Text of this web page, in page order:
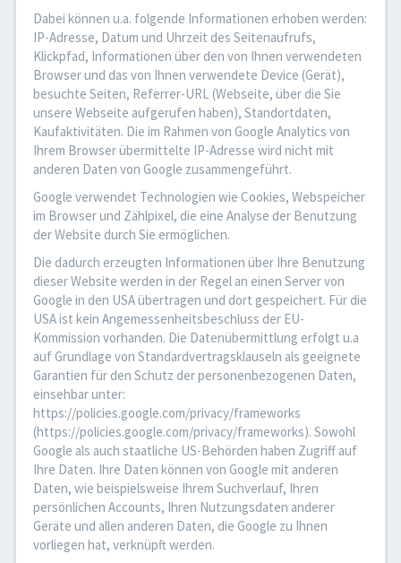
Dabei können u.a. folgende Informationen erhoben werden:
IP-Adresse, Datum und Uhrzeit des Seitenaufrufs,
Klickpfad, Informationen über den von Ihnen verwendeten
Browser und das von Ihnen verwendete Device (Gerät),
besuchte Seiten, Referrer-URL (Webseite, über die Sie
unsere Webseite aufgerufen haben), Standortdaten,
Kaufaktivitäten. Die im Rahmen von Google Analytics von
Ihrem Browser übermittelte IP-Adresse wird nicht mit
anderen Daten von Google zusammengeführt.
Google verwendet Technologien wie Cookies, Webspeicher
im Browser und Zählpixel, die eine Analyse der Benutzung
der Website durch Sie ermöglichen.
Die dadurch erzeugten Informationen über Ihre Benutzung
dieser Website werden in der Regel an einen Server von
Google in den USA übertragen und dort gespeichert. Für die
USA ist kein Angemessenheitsbeschluss der EU-
Kommission vorhanden. Die Datenübermittlung erfolgt u.a
auf Grundlage von Standardvertragsklauseln als geeignete
Garantien für den Schutz der personenbezogenen Daten,
einsehbar unter:
https://policies.google.com/privacy/frameworks
(https://policies.google.com/privacy/frameworks). Sowohl
Google als auch staatliche US-Behörden haben Zugriff auf
Ihre Daten. Ihre Daten können von Google mit anderen
Daten, wie beispielsweise Ihrem Suchverlauf, Ihren
persönlichen Accounts, Ihren Nutzungsdaten anderer
Geräte und allen anderen Daten, die Google zu Ihnen
vorliegen hat, verknüpft werden.